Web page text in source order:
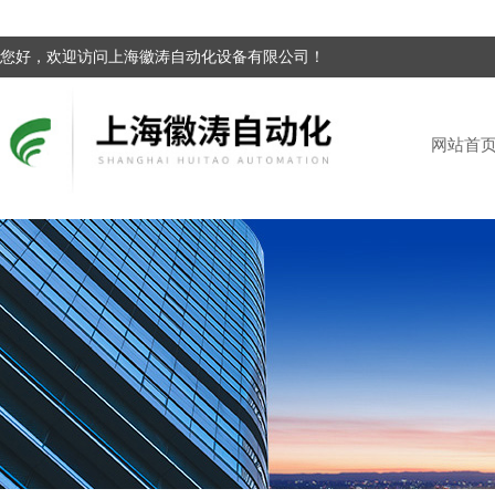
您好，欢迎访问上海徽涛自动化设备有限公司！
网站首